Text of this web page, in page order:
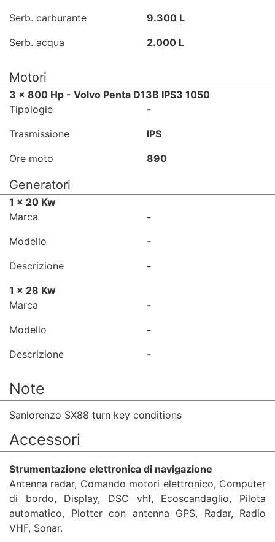
Serb. carburante
9.300 L
Serb. acqua
2.000 L
Motori
3 x 800 Hp - Volvo Penta D13B IPS3 1050
Tipologie
-
Trasmissione
IPS
Ore moto
890
Generatori
1 x 20 Kw
Marca
-
Modello
-
Descrizione
-
1 x 28 Kw
Marca
-
Modello
-
Descrizione
-
Note
Sanlorenzo SX88 turn key conditions
Accessori
Strumentazione elettronica di navigazione
Antenna radar, Comando motori elettronico, Computer
di bordo, Display, DSC vhf, Ecoscandaglio, Pilota
automatico, Plotter con antenna GPS, Radar, Radio
VHF, Sonar.